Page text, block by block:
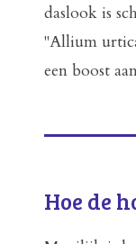
daslook is
"Allium
een boost
Hoe de